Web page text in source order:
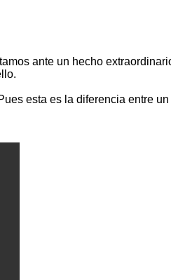
ante un hecho
esta es la diferencia entre